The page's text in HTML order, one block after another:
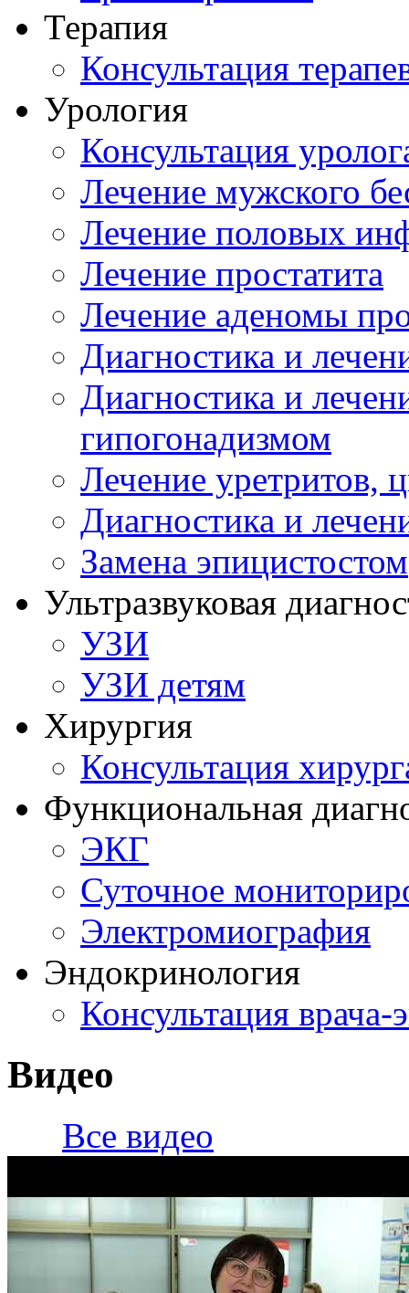
Терапия
Консультация
Урология
Консультация
Лечение мужского
Лечение половых
Лечение простатита
Лечение аденомы
Диагностика и
Диагностика и
гипогонадизмом
Лечение уретритов,
Диагностика и
Замена эпицистостом
Ультразвуковая
УЗИ
УЗИ детям
Хирургия
Консультация
Функциональная
ЭКГ
Суточное
Электромиография
Эндокринология
Консультация врача-
Видео
Все видео